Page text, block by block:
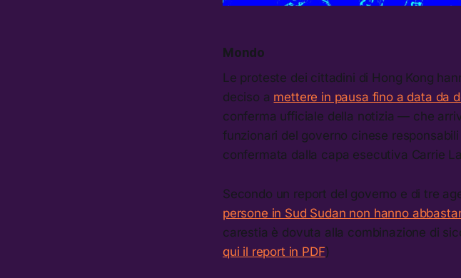
Mondo
Le proteste dei cittadini di Hong Kong
deciso a mettere in pausa fino a data da
conferma ufficiale della notizia — che
funzionari del governo cinese
confermata dalla capa esecutiva Carrie
Secondo un report del governo e di tre
persone in Sud Sudan non hanno
carestia è dovuta alla combinazione di
qui il report in PDF)